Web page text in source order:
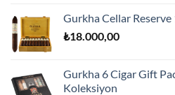
Gurkha Cellar
₺18.000,00
Gurkha 6 Cigar Gift
Koleksiyon